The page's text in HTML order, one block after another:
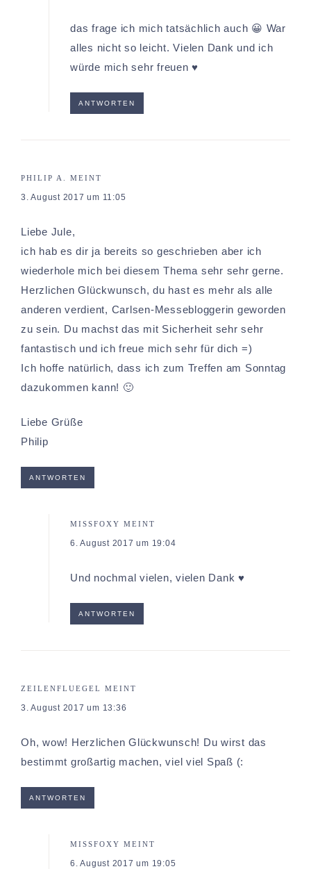
das frage ich mich tatsächlich auch 😀 War
alles nicht so leicht. Vielen Dank und ich
würde mich sehr freuen ♥
ANTWORTEN
PHILIP A. MEINT
3. August 2017 um 11:05
Liebe Jule,
ich hab es dir ja bereits so geschrieben aber ich
wiederhole mich bei diesem Thema sehr sehr gerne.
Herzlichen Glückwunsch, du hast es mehr als alle
anderen verdient, Carlsen-Messebloggerin geworden
zu sein. Du machst das mit Sicherheit sehr sehr
fantastisch und ich freue mich sehr für dich =)
Ich hoffe natürlich, dass ich zum Treffen am Sonntag
dazukommen kann! 🙂
Liebe Grüße
Philip
ANTWORTEN
MISSFOXY MEINT
6. August 2017 um 19:04
Und nochmal vielen, vielen Dank ♥
ANTWORTEN
ZEILENFLUEGEL MEINT
3. August 2017 um 13:36
Oh, wow! Herzlichen Glückwunsch! Du wirst das
bestimmt großartig machen, viel viel Spaß (:
ANTWORTEN
MISSFOXY MEINT
6. August 2017 um 19:05